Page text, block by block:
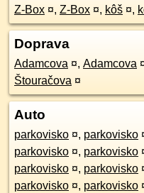
Z-Box ¤, Z-Box ¤, kôš ¤,
Doprava
Adamcova ¤, Adamcova
Štouračova ¤
Auto
parkovisko ¤, parkovisko
parkovisko ¤, parkovisko
parkovisko ¤, parkovisko
parkovisko ¤, parkovisko